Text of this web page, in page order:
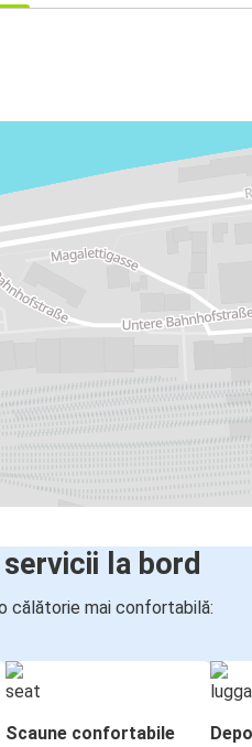
la bord
călătorie mai confortabilă:
Scaune confortabile